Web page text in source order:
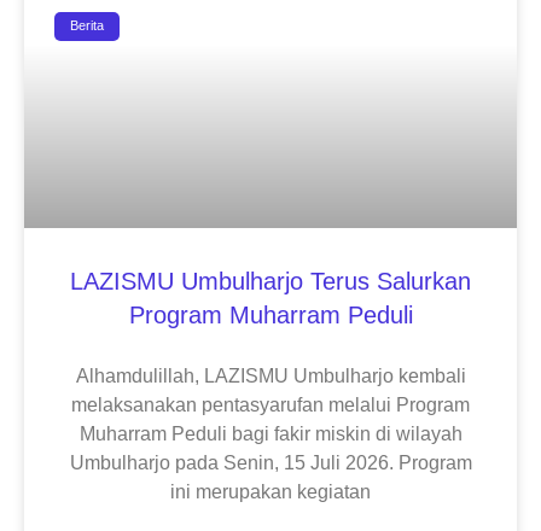
Berita
LAZISMU Umbulharjo Terus Salurkan
Program Muharram Peduli
Alhamdulillah, LAZISMU Umbulharjo kembali
melaksanakan pentasyarufan melalui Program
Muharram Peduli bagi fakir miskin di wilayah
Umbulharjo pada Senin, 15 Juli 2026. Program
ini merupakan kegiatan